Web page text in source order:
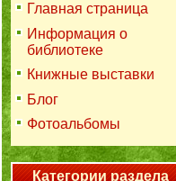
Главная страница
Информация о
библиотеке
Книжные выставки
Блог
Фотоальбомы
Категории раздела